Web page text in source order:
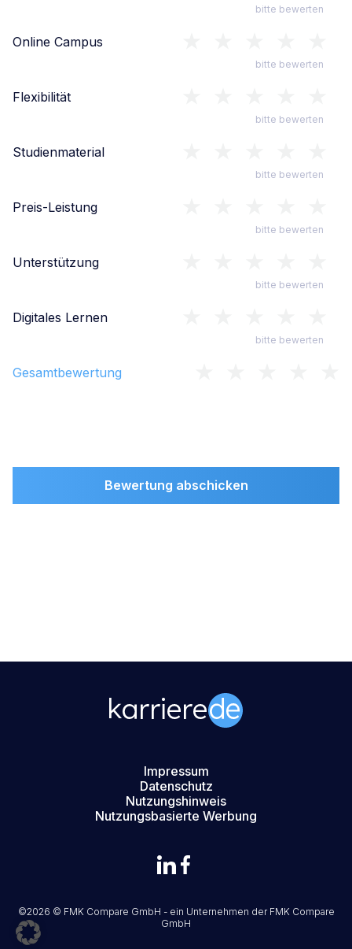
bitte bewerten
Online Campus
bitte bewerten
Flexibilität
bitte bewerten
Studienmaterial
bitte bewerten
Preis-Leistung
bitte bewerten
Unterstützung
bitte bewerten
Digitales Lernen
bitte bewerten
Gesamtbewertung
Bewertung abschicken
Impressum
Datenschutz
Nutzungshinweis
Nutzungsbasierte Werbung
©2026 © FMK Compare GmbH - ein Unternehmen der FMK Compare
GmbH